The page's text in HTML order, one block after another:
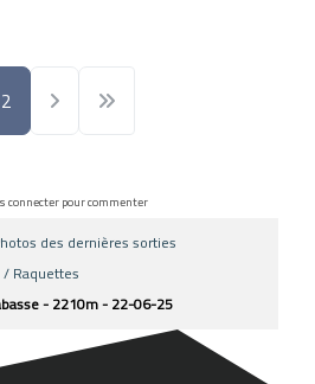
2
connecter pour commenter
des dernières sorties
Raquettes
- 2210m - 22-06-25